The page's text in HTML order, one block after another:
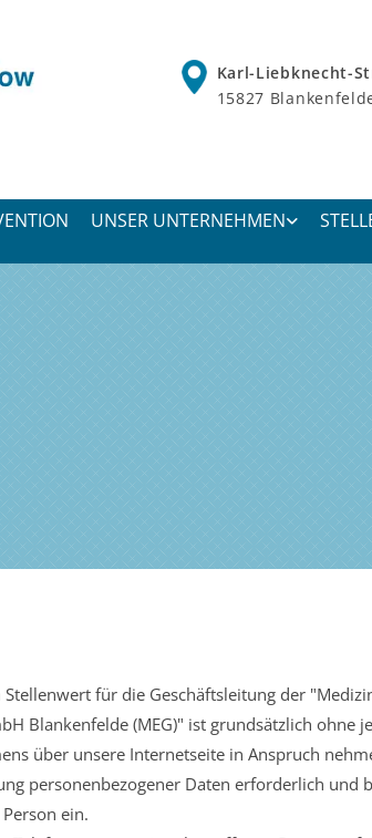
Karl-Liebknecht-
15827
UNSER UNTERNEHMEN
für die Geschäftsleitung der
Blankenfelde (MEG)" ist grundsätzlich ohne
über unsere Internetseite in Anspruch
personenbezogener Daten erforderlich und
ein.